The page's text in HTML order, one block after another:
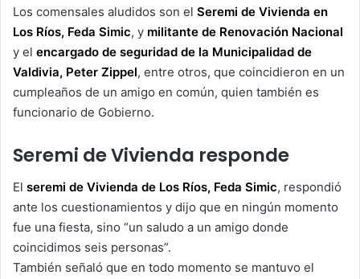
Los comensales aludidos son el Seremi de Vivienda en
Los Ríos, Feda Simic, y militante de Renovación Nacional
y el encargado de seguridad de la Municipalidad de
Valdivia, Peter Zippel, entre otros, que coincidieron en un
cumpleaños de un amigo en común, quien también es
funcionario de Gobierno.
Seremi de Vivienda responde
El seremi de Vivienda de Los Ríos, Feda Simic, respondió
ante los cuestionamientos y dijo que en ningún momento
fue una fiesta, sino “un saludo a un amigo donde
coincidimos seis personas”.
También señaló que en todo momento se mantuvo el